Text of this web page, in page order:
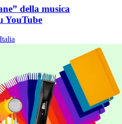
della musica
YouTube